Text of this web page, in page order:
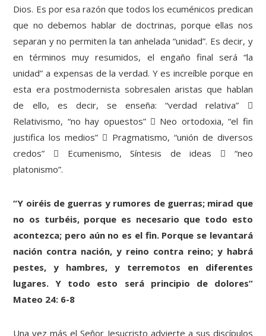
Dios. Es por esa razón que todos los ecuménicos predican
que no debemos hablar de doctrinas, porque ellas nos
separan y no permiten la tan anhelada “unidad”. Es decir, y
en términos muy resumidos, el engaño final será “la
unidad” a expensas de la verdad. Y es increíble porque en
esta era postmodernista sobresalen aristas que hablan
de ello, es decir, se enseña: “verdad relativa” 
Relativismo, “no hay opuestos”  Neo ortodoxia, “el fin
justifica los medios”  Pragmatismo, “unión de diversos
credos”  Ecumenismo, Síntesis de ideas  “neo
platonismo”.
“Y oiréis de guerras y rumores de guerras; mirad que
no os turbéis, porque es necesario que todo esto
acontezca; pero aún no es el fin. Porque se levantará
nación contra nación, y reino contra reino; y habrá
pestes, y hambres, y terremotos en diferentes
lugares. Y todo esto será principio de dolores”
Mateo 24: 6-8
Una vez más el Señor Jesucristo advierte a sus discípulos